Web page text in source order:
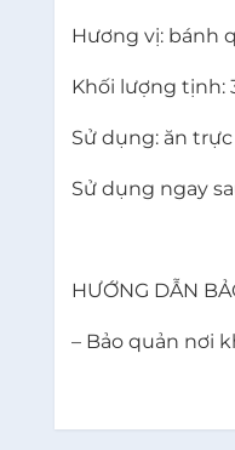
Hương vị: bánh
Khối lượng tịnh:
Sử dụng: ăn
Sử dụng ngay
HƯỚNG DẪN
– Bảo quản nơi